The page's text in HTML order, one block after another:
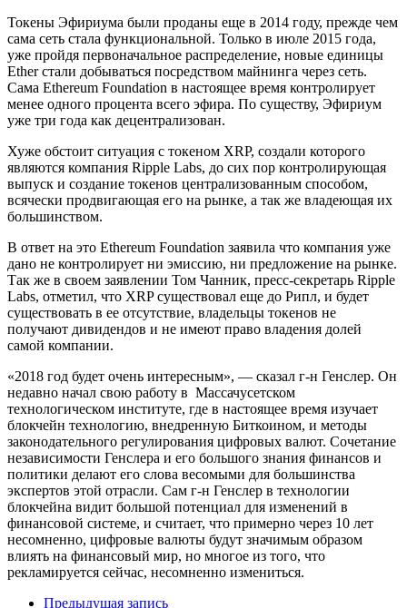
Токены Эфириума были проданы еще в 2014 году, прежде чем
сама сеть стала функциональной. Только в июле 2015 года,
уже пройдя первоначальное распределение, новые единицы
Ether стали добываться посредством майнинга через сеть.
Сама Ethereum Foundation в настоящее время контролирует
менее одного процента всего эфира. По существу, Эфириум
уже три года как децентрализован.
Хуже обстоит ситуация с токеном XRP, создали которого
являются компания Ripple Labs, до сих пор контролирующая
выпуск и создание токенов централизованным способом,
всячески продвигающая его на рынке, а так же владеющая их
большинством.
В ответ на это Ethereum Foundation заявила что компания уже
дано не контролирует ни эмиссию, ни предложение на рынке.
Так же в своем заявлении Том Чанник, пресс-секретарь Ripple
Labs, отметил, что XRP существовал еще до Рипл, и будет
существовать в ее отсутствие, владельцы токенов не
получают дивидендов и не имеют право владения долей
самой компании.
«2018 год будет очень интересным», — сказал г-н Генслер. Он
недавно начал свою работу в Массачусетском
технологическом институте, где в настоящее время изучает
блокчейн технологию, внедренную Биткоином, и методы
законодательного регулирования цифровых валют. Сочетание
независимости Генслера и его большого знания финансов и
политики делают его слова весомыми для большинства
экспертов этой отрасли. Сам г-н Генслер в технологии
блокчейна видит большой потенциал для изменений в
финансовой системе, и считает, что примерно через 10 лет
несомненно, цифровые валюты будут значимым образом
влиять на финансовый мир, но многое из того, что
рекламируется сейчас, несомненно измениться.
Предыдущая запись